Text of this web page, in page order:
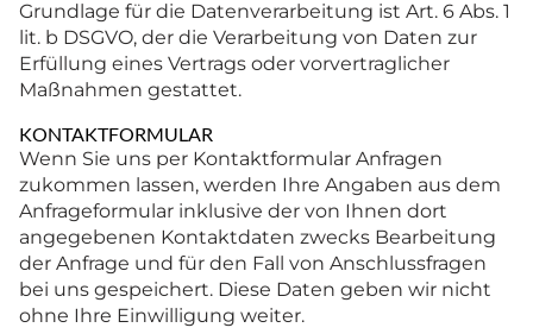
Grundlage für die Datenverarbeitung ist Art. 6 Abs. 1
lit. b DSGVO, der die Verarbeitung von Daten zur
Erfüllung eines Vertrags oder vorvertraglicher
Maßnahmen gestattet.
KONTAKTFORMULAR
Wenn Sie uns per Kontaktformular Anfragen
zukommen lassen, werden Ihre Angaben aus dem
Anfrageformular inklusive der von Ihnen dort
angegebenen Kontaktdaten zwecks Bearbeitung
der Anfrage und für den Fall von Anschlussfragen
bei uns gespeichert. Diese Daten geben wir nicht
ohne Ihre Einwilligung weiter.